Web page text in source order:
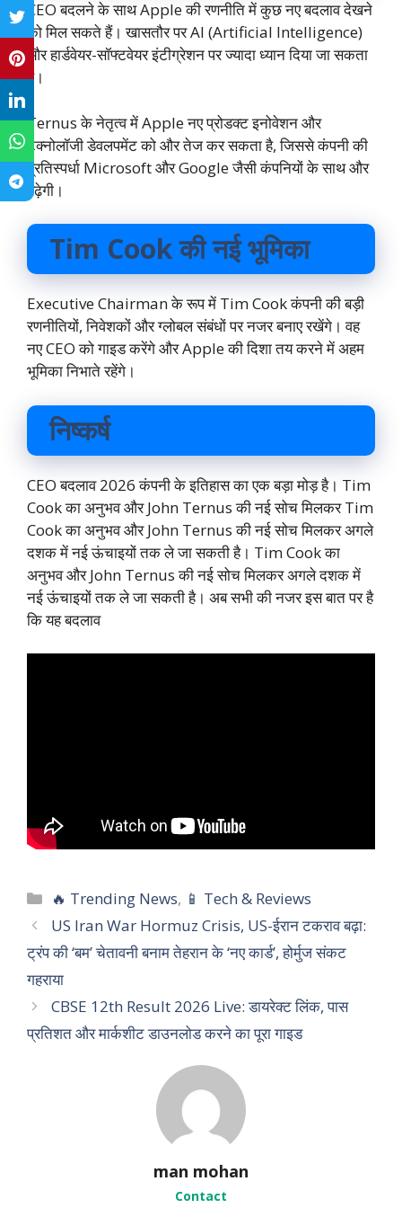
CEO बदलने के साथ Apple की रणनीति में कुछ नए बदलाव देखने
को मिल सकते हैं। खासतौर पर AI (Artificial Intelligence)
और हार्डवेयर-सॉफ्टवेयर इंटीग्रेशन पर ज्यादा ध्यान दिया जा सकता
है।
Ternus के नेतृत्व में Apple नए प्रोडक्ट इनोवेशन और
टेक्नोलॉजी डेवलपमेंट को और तेज कर सकता है, जिससे कंपनी की
प्रतिस्पर्धा Microsoft और Google जैसी कंपनियों के साथ और
बढ़ेगी।
Tim Cook की नई भूमिका
Executive Chairman के रूप में Tim Cook कंपनी की बड़ी
रणनीतियों, निवेशकों और ग्लोबल संबंधों पर नजर बनाए रखेंगे। वह
नए CEO को गाइड करेंगे और Apple की दिशा तय करने में अहम
भूमिका निभाते रहेंगे।
निष्कर्ष
CEO बदलाव 2026 कंपनी के इतिहास का एक बड़ा मोड़ है। Tim
Cook का अनुभव और John Ternus की नई सोच मिलकर Tim
Cook का अनुभव और John Ternus की नई सोच मिलकर अगले
दशक में नई ऊंचाइयों तक ले जा सकती है। Tim Cook का
अनुभव और John Ternus की नई सोच मिलकर अगले दशक में
नई ऊंचाइयों तक ले जा सकती है। अब सभी की नजर इस बात पर है
कि यह बदलाव
C
a
e
g
o
r
🔥 Trending News, 📱 Tech & Reviews
US Iran War Hormuz Crisis, US-ईरान टकराव बढ़ा:
ट्रंप की ‘बम’ चेतावनी बनाम तेहरान के ‘नए कार्ड’, होर्मुज संकट
गहराया
CBSE 12th Result 2026 Live: डायरेक्ट लिंक, पास
प्रतिशत और मार्कशीट डाउनलोड करने का पूरा गाइड
man mohan
Contact